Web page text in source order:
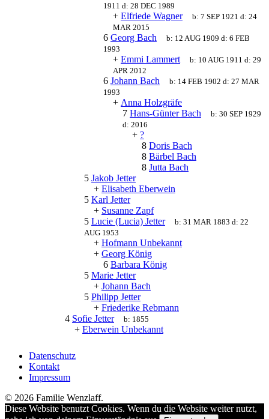
1911 d: 28 DEC 1989
+ Elfriede Wagner b:7 SEP 1921 d:24
MAR 2015
6 Georg Bach b: 12 AUG 1909 d:6 FEB
1993
+ Emmi Lammert b: 10 AUG 1911 d:29
APR 2012
6 Johann Bach b: 14 FEB 1902 d:27 MAR
1993
+ Anna Holzgräfe
7 Hans-Günter Bach b:30 SEP 1929
d: 2016
+ ?
8 Doris Bach
8 Bärbel Bach
8 Jutta Bach
5 Jakob Jetter
+ Elisabeth Eberwein
5 Karl Jetter
+ Susanne Zapf
5 Lucie (Lucia) Jetter b:31 MAR 1883 d:22
AUG 1953
+ Hofmann Unbekannt
+ Georg König
6 Barbara König
5 Marie Jetter
+ Johann Bach
5 Philipp Jetter
+ Friederike Rebmann
4 Sofie Jetter b: 1855
+ Eberwein Unbekannt
Datenschutz
Kontakt
Impressum
© 2026 Familie Wenzlaff.
Diese Website benutzt Cookies. Wenn du die Website weiter nutzt,